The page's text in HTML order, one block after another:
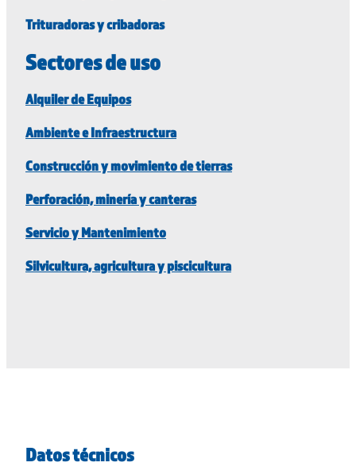
Trituradoras y cribadoras
Sectores de uso
Alquiler de Equipos
Ambiente e Infraestructura
Construcción y movimiento de tierras
Perforación, minería y canteras
Servicio y Mantenimiento
Silvicultura, agricultura y piscicultura
Datos técnicos